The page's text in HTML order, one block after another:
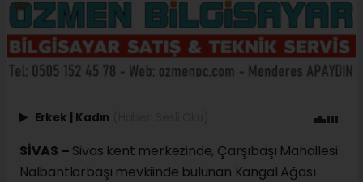
Erkek | Kadın
SİVAS – Sivas kent merkezinde, Çarşıbaşı Mahallesi
Nalbantlarbaşı mevkiinde bulunan Kangal Ağası